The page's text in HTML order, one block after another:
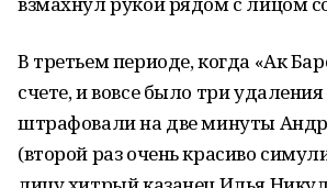
В третьем периоде, когда «Ак
счете, и вовсе было три
штрафовали на две минуты
(второй раз очень красиво